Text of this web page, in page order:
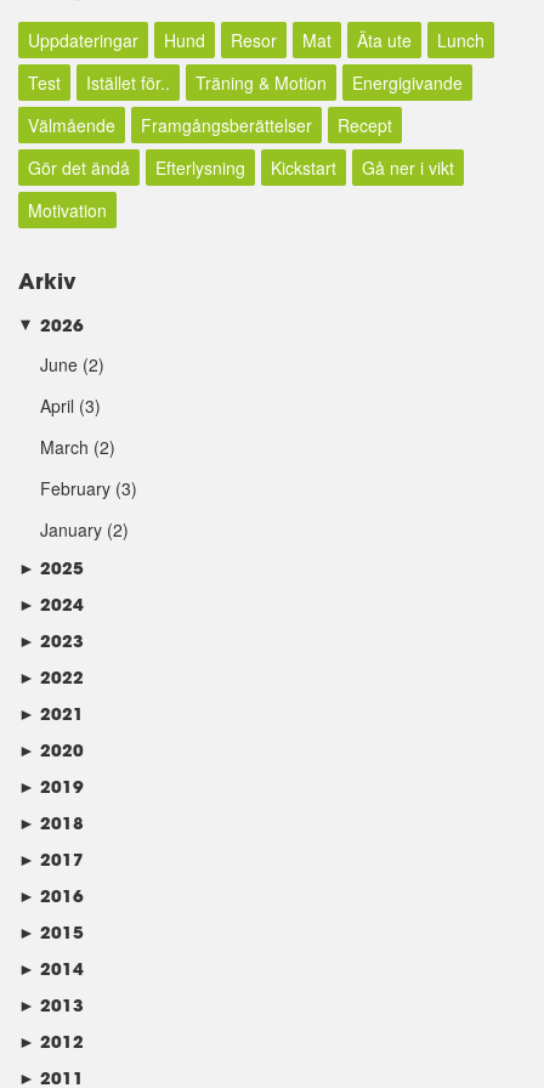
Uppdateringar Hund Resor Mat Äta ute
Lunch
Test
Istället för.. Träning & Motion
Energigivande
Välmående
Framgångsberättelser
Recept
Gör det ändå
Efterlysning Kickstart
Gå ner i vikt
Motivation
Arkiv
► 2026
June (2)
April (3)
March (2)
February (3)
January (2)
► 2025
► 2024
► 2023
► 2022
► 2021
► 2020
► 2019
► 2018
► 2017
► 2016
► 2015
► 2014
► 2013
► 2012
► 2011